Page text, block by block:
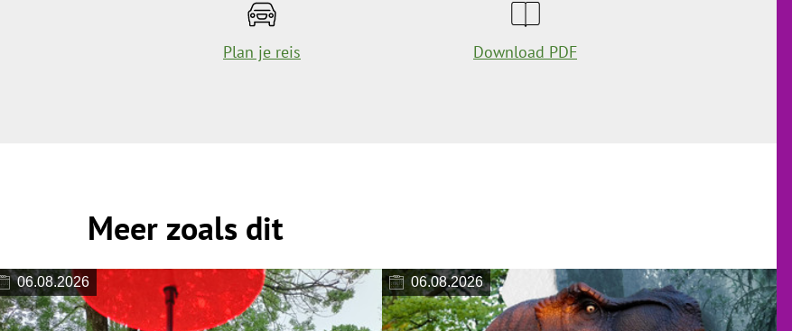
Plan je reis Download PDF
Meer zoals dit
06.08.2026 06.08.2026